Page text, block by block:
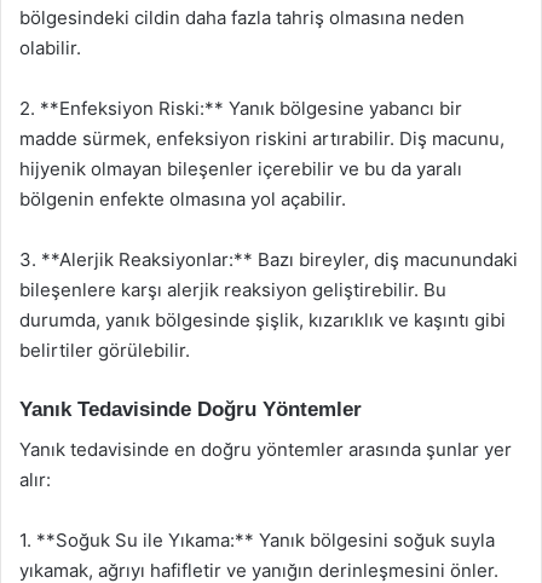
bölgesindeki cildin daha fazla tahriş olmasına neden
olabilir.
2. **Enfeksiyon Riski:** Yanık bölgesine yabancı bir
madde sürmek, enfeksiyon riskini artırabilir. Diş macunu,
hijyenik olmayan bileşenler içerebilir ve bu da yaralı
bölgenin enfekte olmasına yol açabilir.
3. **Alerjik Reaksiyonlar:** Bazı bireyler, diş macunundaki
bileşenlere karşı alerjik reaksiyon geliştirebilir. Bu
durumda, yanık bölgesinde şişlik, kızarıklık ve kaşıntı gibi
belirtiler görülebilir.
Yanık Tedavisinde Doğru Yöntemler
Yanık tedavisinde en doğru yöntemler arasında şunlar yer
alır:
1. **Soğuk Su ile Yıkama:** Yanık bölgesini soğuk suyla
yıkamak, ağrıyı hafifletir ve yanığın derinleşmesini önler.